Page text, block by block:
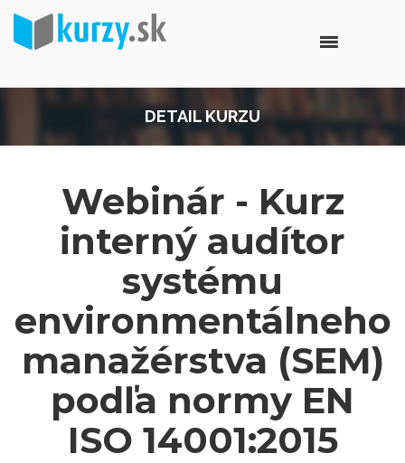
DETAIL KURZU
Webinár - Kurz
interný audítor
systému
environmentálneho
manažérstva (SEM)
podľa normy EN
ISO 14001:2015